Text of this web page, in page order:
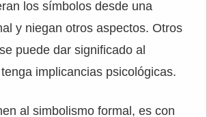
los símbolos desde una
y niegan otros aspectos. Otros
puede dar significado al
implicancias psicológicas.
al simbolismo formal, es con